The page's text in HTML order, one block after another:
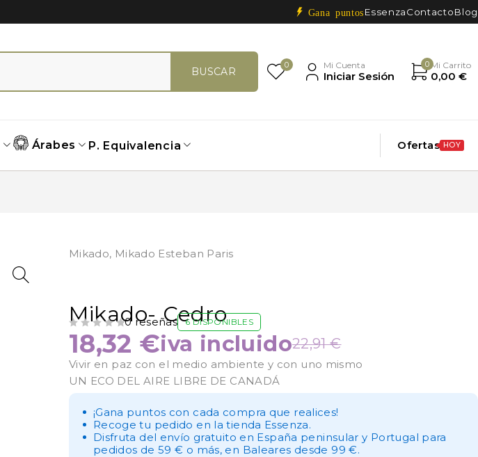
Gana puntos EssenzaContactoBlog
0 Mi Cuenta
Iniciar Sesión
0 Mi Carrito
0,00 €
Árabes P. Equivalencia Ofertas HOY
Mikado, Mikado Esteban Paris
Mikado- Cedro
0 reseñas 6 DISPONIBLES
22,91€
18,32 €iva incluido
Vivir en paz con el medio ambiente y con uno mismo
UN ECO DEL AIRE LIBRE DE CANADÁ
¡Gana puntos con cada compra que realices!
Recoge tu pedido en la tienda Essenza.
Disfruta del envío gratuito en España peninsular y Portugal para
pedidos de 59 € o más, en Baleares desde 99 €.